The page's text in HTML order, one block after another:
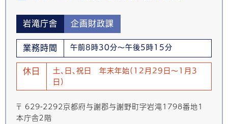
岩滝庁舎 企画財政課
業務時間 午前8時30分～午後5時15分
休日
土、日、祝日 年末年始(12月29日～1月3
日)
〒 629-2292京都府与謝郡与謝野町字岩滝1798番地1
本庁舎２階